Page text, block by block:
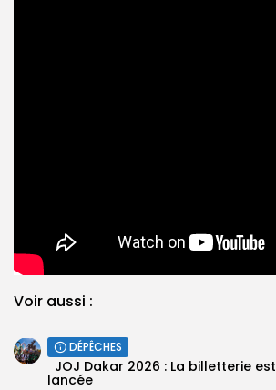
Voir aussi :
DÉPÊCHES
‎JOJ Dakar 2026 : La billetterie
lancée